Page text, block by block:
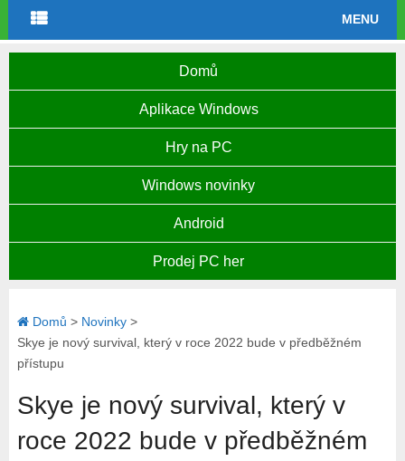
MENU
Domů
Aplikace Windows
Hry na PC
Windows novinky
Android
Prodej PC her
Domů > Novinky>
Skye je nový survival, který v roce 2022 bude v předběžném
přístupu
Skye je nový survival, který v
roce 2022 bude v předběžném